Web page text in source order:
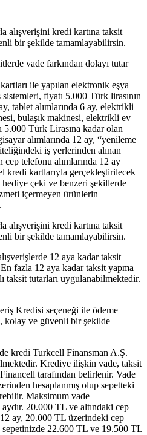
alışverişini kredi kartına taksit
bir şekilde tamamlayabilirsin.
vade farkından dolayı tutar
ile yapılan elektronik eşya
fiyatı 5.000 Türk lirasının
tablet alımlarında 6 ay, elektrikli
bulaşık makinesi, elektrikli ev
5.000 Türk Lirasına kadar olan
alımlarında 12 ay, “yenileme
iş yerlerinden alınan
telefonu alımlarında 12 ay
kredi kartlarıyla gerçekleştirilecek
çeki ve benzeri şekillerde
içermeyen ürünlerin
alışverişini kredi kartına taksit
bir şekilde tamamlayabilirsin.
12 aya kadar taksit
fazla 12 aya kadar taksit yapma
taksit tutarları uygulanabilmektedir.
Kredisi seçeneği ile ödeme
kolay ve güvenli bir şekilde
kredi Turkcell Finansman A.Ş.
Krediye ilişkin vade, taksit
tarafından belirlenir. Vade
hesaplanmış olup sepetteki
Maksimum vade
20.000 TL ve altındaki cep
ay, 20.000 TL üzerindeki cep
sepetinizde 22.600 TL ve 19.500 TL